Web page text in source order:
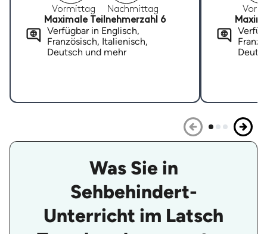
Vormittag
Nachmittag
Maximale Teilnehmerzahl 6
Verfügbar in Englisch,
Französisch, Italienisch,
Deutsch und mehr
Was Sie in
Sehbehindert-
Unterricht im Latsch